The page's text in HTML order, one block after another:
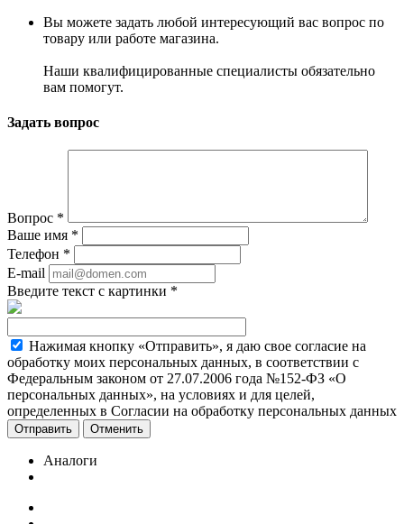
Вы можете задать любой интересующий вас вопрос по
товару или работе магазина.
Наши квалифицированные специалисты обязательно
вам помогут.
Задать вопрос
Вопрос *
Ваше имя *
Телефон *
E-mail
Введите текст с картинки *
Нажимая кнопку «Отправить», я даю свое согласие на
обработку моих персональных данных, в соответствии с
Федеральным законом от 27.07.2006 года №152-ФЗ «О
персональных данных», на условиях и для целей,
определенных в Согласии на обработку персональных данных
Отменить
Аналоги